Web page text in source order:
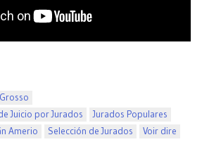
Juicio por Jurados
Jurados Populares
Amerio Selección de Jurados Voir dire